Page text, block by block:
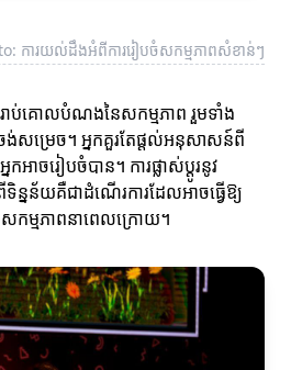
ការយល់ដឹងអំពីការរៀបចំសកម្មភាពសំខាន់ៗ
សំរាប់គោលបំណងនៃសកម្មភាព រួមទាំង
ម្រេច។ អ្នកគួរតែផ្តល់អនុសាសន៍ពី
អាចរៀបចំបាន។ ការផ្លាស់ប្ដូរនូវ
នន័យគឺជាដំណើរការដែលអាចធ្វើឱ្យ
សកម្មភាពនាពេលក្រោយ។